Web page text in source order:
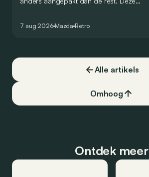
7 aug 2026 Mazda Retro
Alle artikels
Omhoog
Ontdek meer